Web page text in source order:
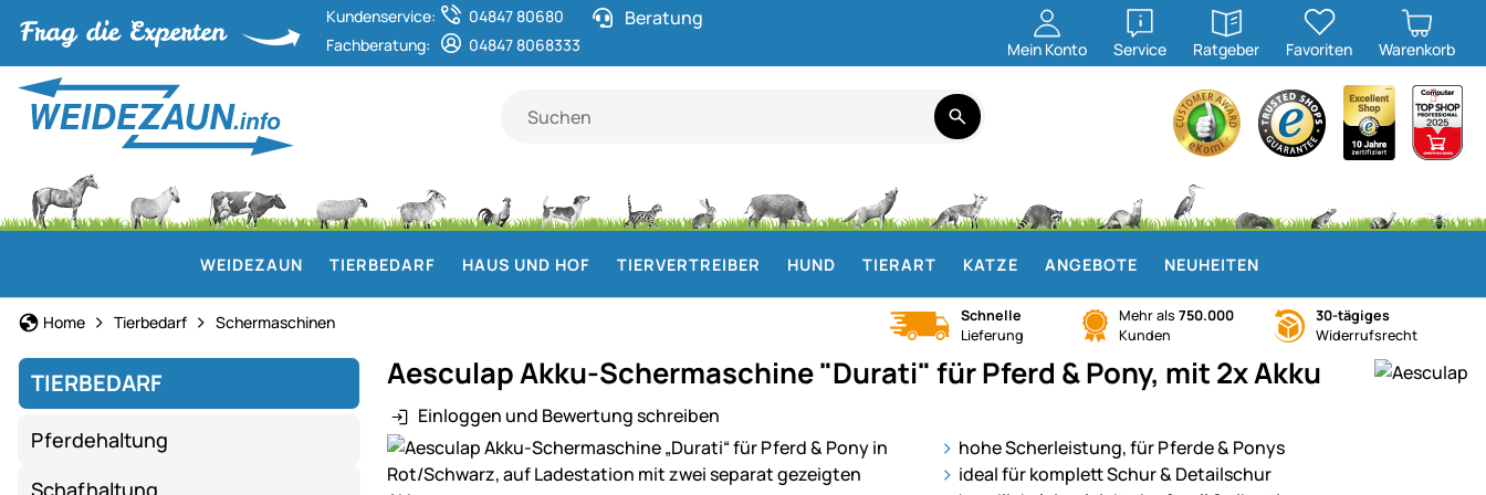
Kundenservice:
04847 80680
Fachberatung:
04847 8068333
Beratung
Mein Konto Service
öffnen
Ratgeber
öffnen
Favoriten Warenkorb
WEIDEZAUN TIERBEDARF HAUS UND HOF TIERVERTREIBER HUND TIERART KATZE ANGEBOTE NEUHEITEN
Home Tierbedarf Schermaschinen
Schnelle
Lieferung
Mehr als 750.000
Kunden
30-tägiges
Widerrufsrecht
TIERBEDARF
Pferdehaltung
Schafhaltung
Aesculap Akku-Schermaschine "Durati" für Pferd & Pony, mit 2x Akku
Einloggen und Bewertung schreiben
Produktgalerie
hohe Scherleistung, für Pferde & Ponys
ideal für komplett Schur & Detailschur